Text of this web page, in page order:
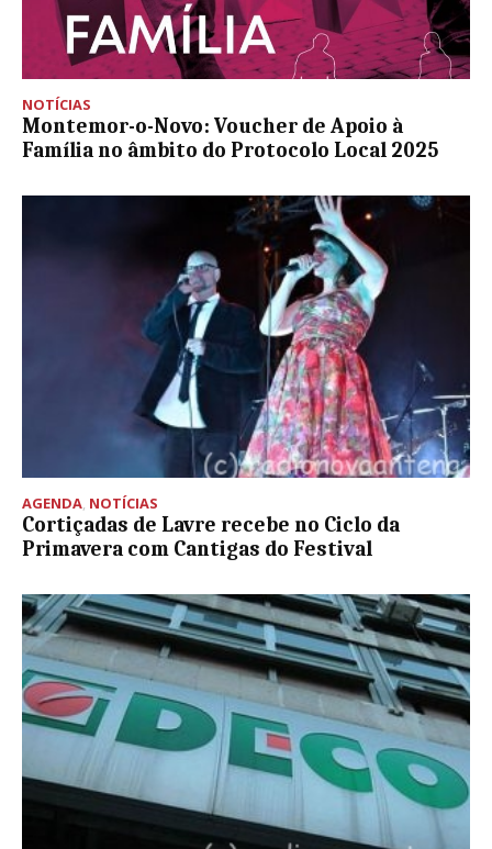
NOTÍCIAS
Montemor-o-Novo: Voucher de Apoio à
Família no âmbito do Protocolo Local 2025
AGENDA, NOTÍCIAS
Cortiçadas de Lavre recebe no Ciclo da
Primavera com Cantigas do Festival